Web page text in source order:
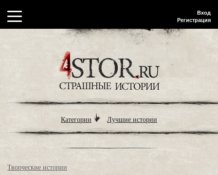
Вход
Регистрация
Категории Лучшие истории
Творческие истории